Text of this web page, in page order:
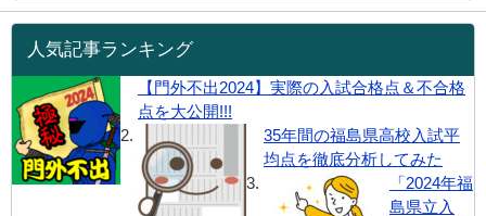
人気記事ランキング
【門外不出2024】実際の入試合格点＆不合格
点を大公開!!!
35年間の福島県高校入試平
均点を徹底分析してみた
「2024年福
島県立入